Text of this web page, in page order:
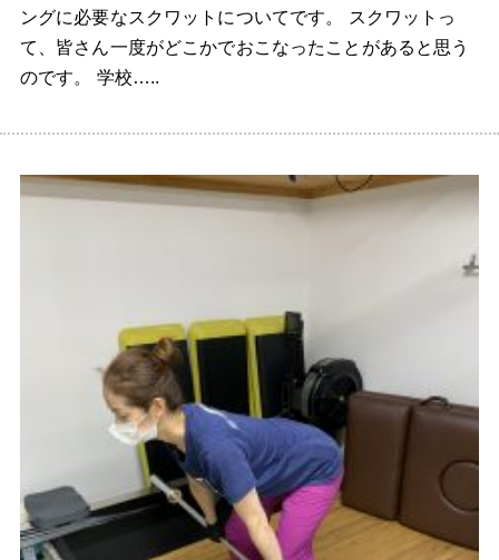
ングに必要なスクワットについてです。 スクワットっ
て、皆さん一度がどこかでおこなったことがあると思う
のです。 学校…..